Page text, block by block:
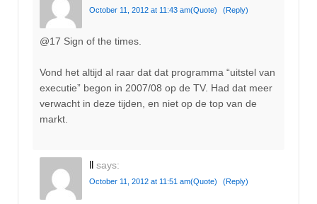
October 11, 2012 at 11:43 am(Quote) (Reply)
@17 Sign of the times.
Vond het altijd al raar dat dat programma “uitstel van
executie” begon in 2007/08 op de TV. Had dat meer
verwacht in deze tijden, en niet op de top van de
markt.
ll says:
October 11, 2012 at 11:51 am(Quote) (Reply)